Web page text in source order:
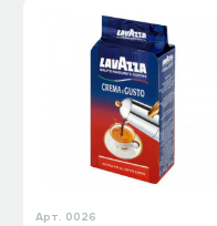
Арт. 0026